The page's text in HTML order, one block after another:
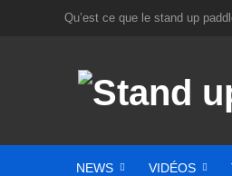
Qu’est ce que le stand up
NEWS VIDÉOS